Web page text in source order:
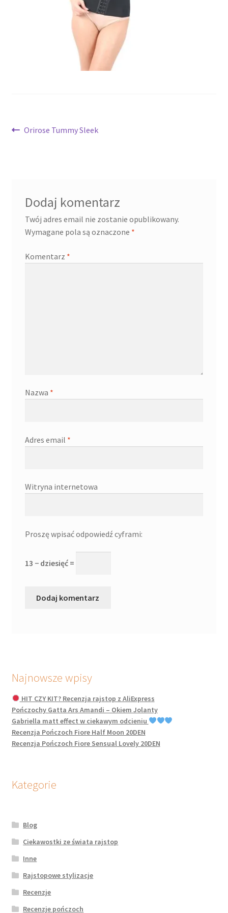
potomne
Nawigacja
Poprzedni
Orirose Tummy Sleek
Dodaj komentarz
Twój adres email nie zostanie opublikowany.
Wymagane pola są oznaczone *
Komentarz *
Nazwa *
Adres email *
Witryna internetowa
Proszę wpisać odpowiedź cyframi:
13 − dziesięć =
Najnowsze wpisy
HIT CZY KIT? Recenzja rajstop z AliExpress
Pończochy Gatta Ars Amandi – Okiem Jolanty
Gabriella matt effect w ciekawym odcieniu
Recenzja Pończoch Fiore Half Moon 20DEN
Recenzja Pończoch Fiore Sensual Lovely 20DEN
Kategorie
Blog
Ciekawostki ze świata rajstop
Inne
Rajstopowe stylizacje
Recenzje
Recenzje pończoch